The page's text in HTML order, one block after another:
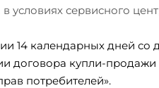
условиях сервисного
14 календарных дней со
договора купли-
потребителей».